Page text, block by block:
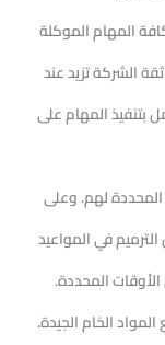
المهام الموكلة
الشركة تزيد عند
بتنفيذ المهام على
المحددة لهم. وعلى
في المواعيد
المحددة.
الخام الجيدة.